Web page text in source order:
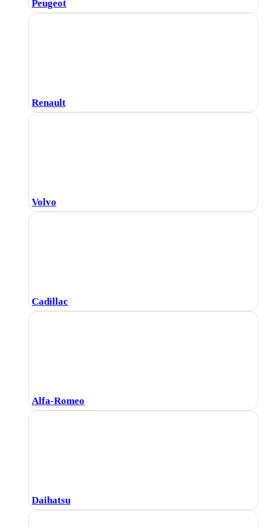
Peugeot
Renault
Volvo
Cadillac
Alfa-Romeo
Daihatsu